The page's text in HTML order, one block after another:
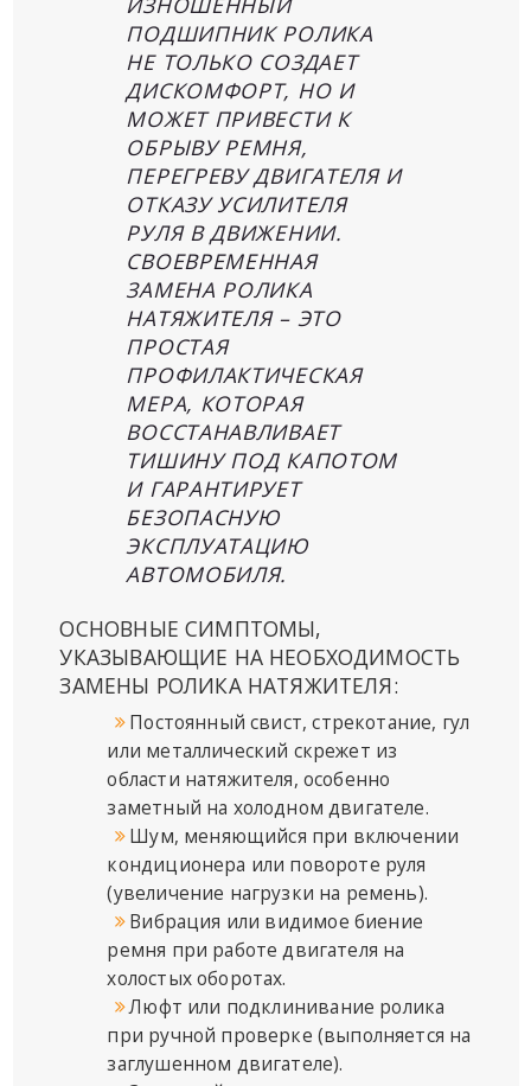
ПОДШИПНИК РОЛИКА
НЕ ТОЛЬКО СОЗДАЕТ
ДИСКОМФОРТ, НО И
МОЖЕТ ПРИВЕСТИ К
ОБРЫВУ РЕМНЯ,
ПЕРЕГРЕВУ ДВИГАТЕЛЯ И
ОТКАЗУ УСИЛИТЕЛЯ
РУЛЯ В ДВИЖЕНИИ.
СВОЕВРЕМЕННАЯ
ЗАМЕНА РОЛИКА
НАТЯЖИТЕЛЯ – ЭТО
ПРОСТАЯ
ПРОФИЛАКТИЧЕСКАЯ
МЕРА, КОТОРАЯ
ВОССТАНАВЛИВАЕТ
ТИШИНУ ПОД КАПОТОМ
И ГАРАНТИРУЕТ
БЕЗОПАСНУЮ
ЭКСПЛУАТАЦИЮ
АВТОМОБИЛЯ.
ОСНОВНЫЕ СИМПТОМЫ,
УКАЗЫВАЮЩИЕ НА НЕОБХОДИМОСТЬ
ЗАМЕНЫ РОЛИКА НАТЯЖИТЕЛЯ:
Постоянный свист, стрекотание, гул
или металлический скрежет из
области натяжителя, особенно
заметный на холодном двигателе.
Шум, меняющийся при включении
кондиционера или повороте руля
(увеличение нагрузки на ремень).
Вибрация или видимое биение
ремня при работе двигателя на
холостых оборотах.
Люфт или подклинивание ролика
при ручной проверке (выполняется на
заглушенном двигателе).